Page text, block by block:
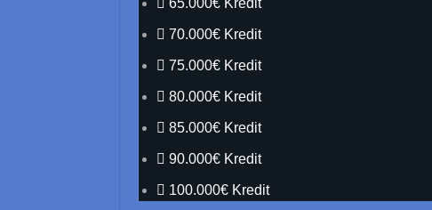
65.000€ Kredit
70.000€ Kredit
75.000€ Kredit
80.000€ Kredit
85.000€ Kredit
90.000€ Kredit
100.000€ Kredit